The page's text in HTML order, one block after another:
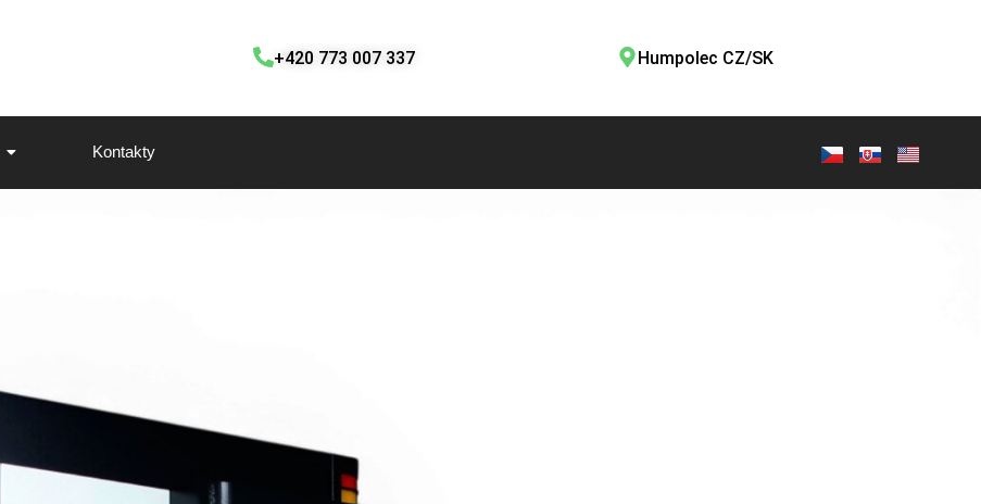
+420 773 007 337 Humpolec CZ/SK
Kontakty